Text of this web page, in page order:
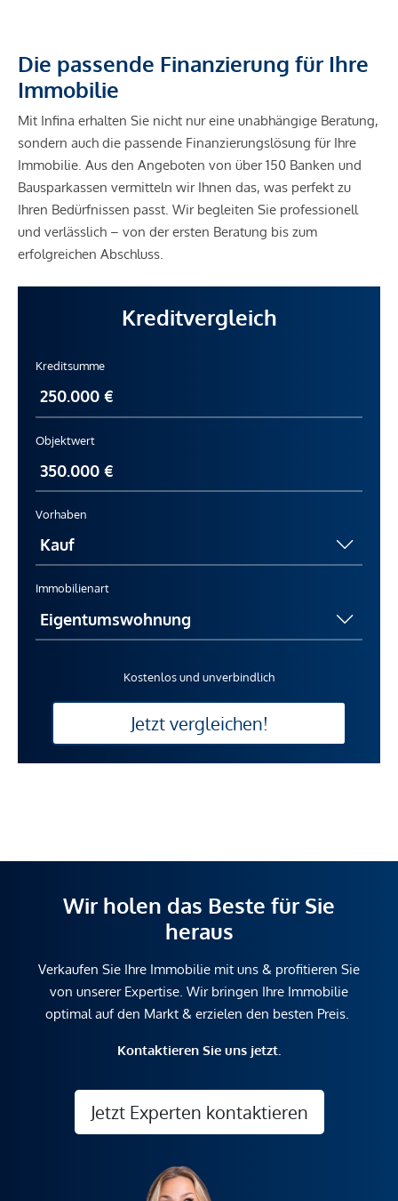
Die passende Finanzierung für Ihre
Immobilie
Mit Infina erhalten Sie nicht nur eine unabhängige Beratung,
sondern auch die passende Finanzierungslösung für Ihre
Immobilie. Aus den Angeboten von über 150 Banken und
Bausparkassen vermitteln wir Ihnen das, was perfekt zu
Ihren Bedürfnissen passt. Wir begleiten Sie professionell
und verlässlich – von der ersten Beratung bis zum
erfolgreichen Abschluss.
Kreditvergleich
Kreditsumme
Objektwert
Vorhaben
Immobilienart
Kostenlos und unverbindlich
Jetzt vergleichen!
Wir holen das Beste für Sie
heraus
Verkaufen Sie Ihre Immobilie mit uns & profitieren Sie
von unserer Expertise. Wir bringen Ihre Immobilie
optimal auf den Markt & erzielen den besten Preis.
Kontaktieren Sie uns jetzt.
Jetzt Experten kontaktieren